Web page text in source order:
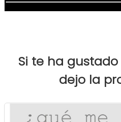
Si te ha
dejo la